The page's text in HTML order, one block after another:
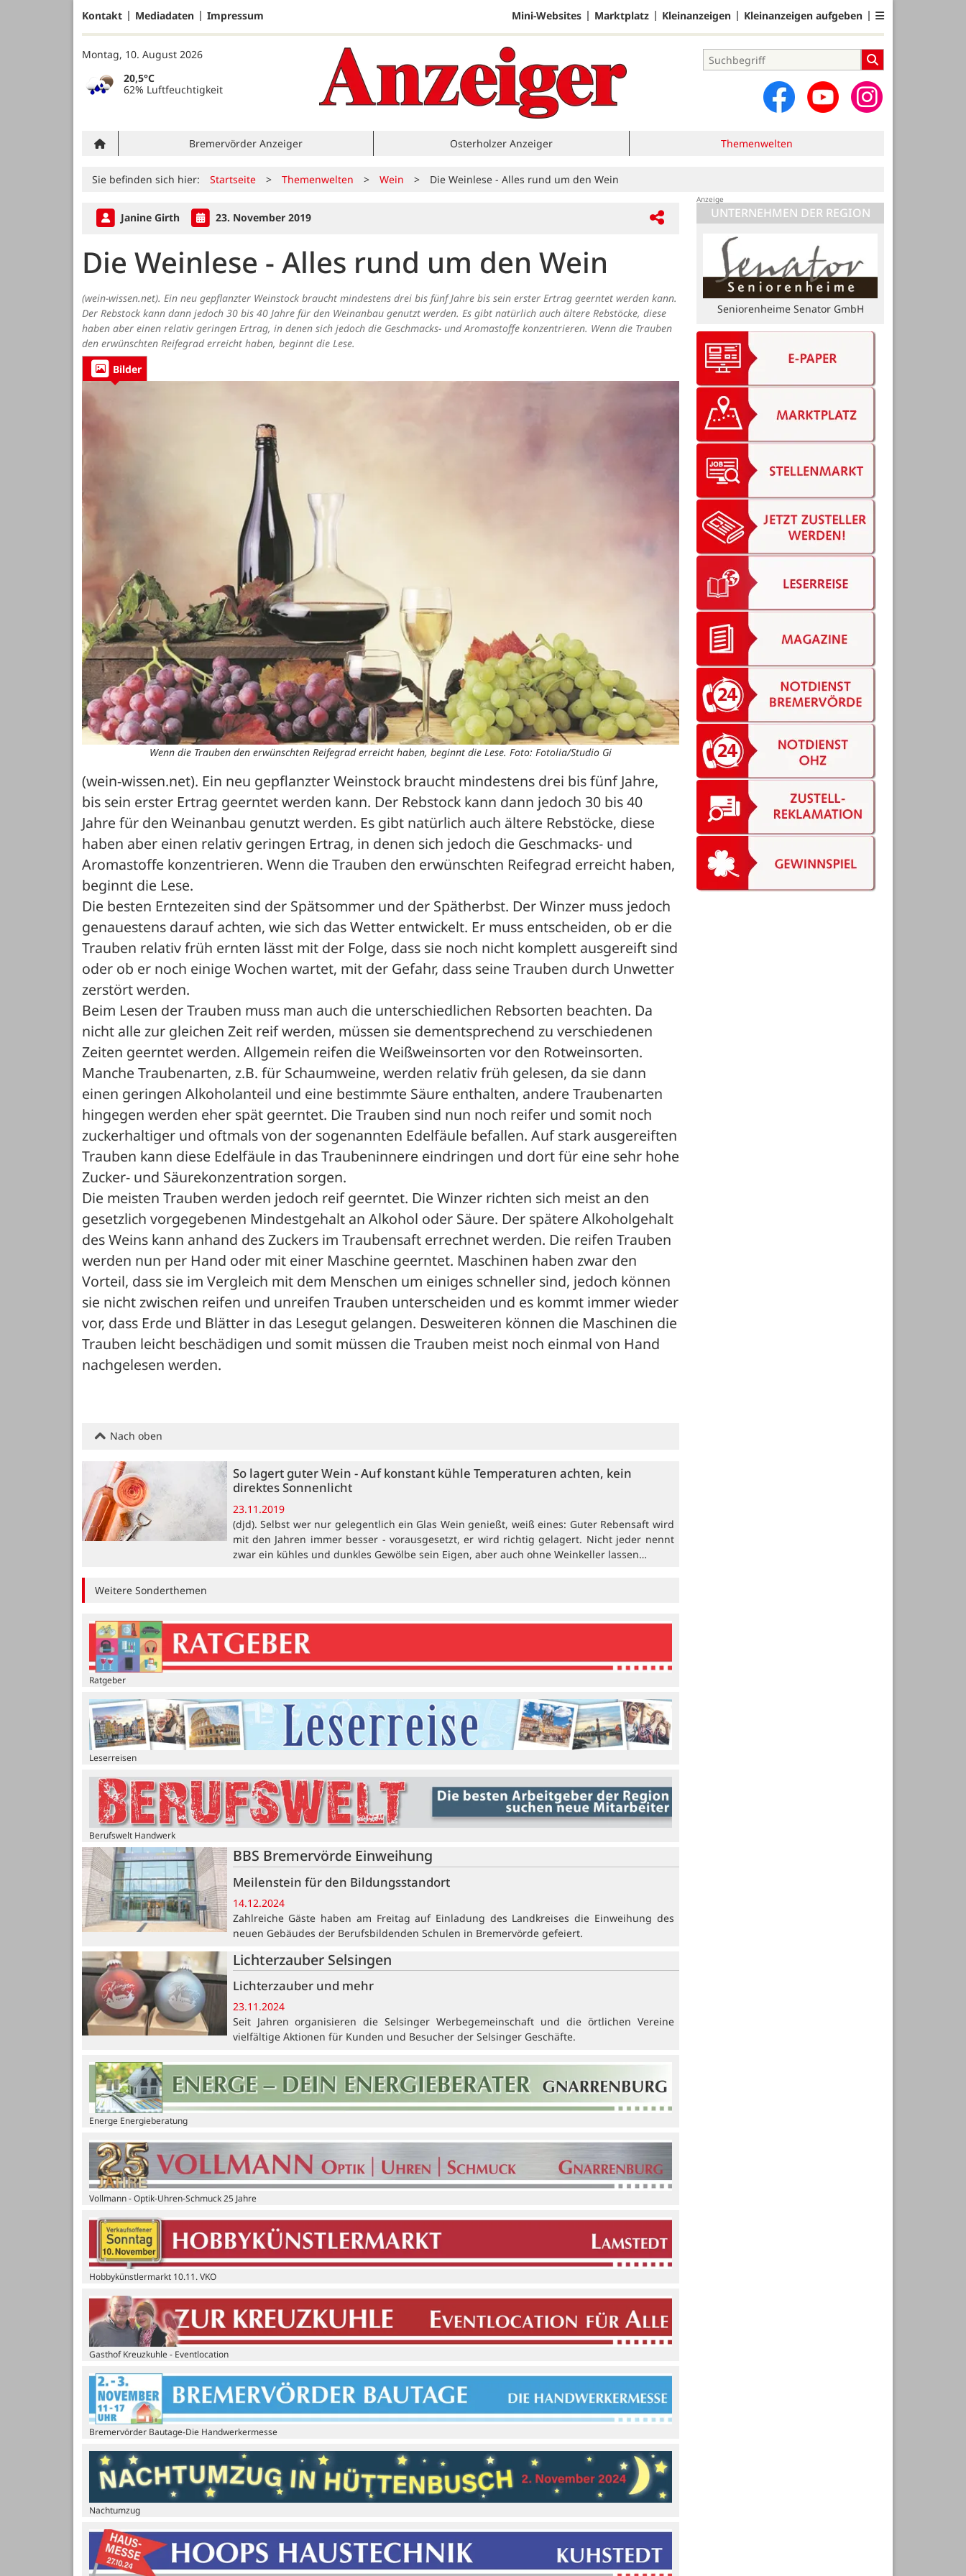
Kontakt Mediadaten Impressum Mini-Websites Marktplatz Kleinanzeigen Kleinanzeigen aufgeben
Montag, 10. August 2026
20,5°C
62% Luftfeuchtigkeit
Bremervörder Anzeiger Osterholzer Anzeiger Themenwelten
Sie befinden sich hier: Startseite > Themenwelten > Wein > Die Weinlese - Alles rund um den Wein
Janine Girth 23. November 2019
Die Weinlese - Alles rund um den Wein
(wein-wissen.net). Ein neu gepflanzter Weinstock braucht mindestens drei bis fünf Jahre bis sein erster Ertrag geerntet werden kann.
Der Rebstock kann dann jedoch 30 bis 40 Jahre für den Weinanbau genutzt werden. Es gibt natürlich auch ältere Rebstöcke, diese
haben aber einen relativ geringen Ertrag, in denen sich jedoch die Geschmacks- und Aromastoffe konzentrieren. Wenn die Trauben
den erwünschten Reifegrad erreicht haben, beginnt die Lese.
Bilder
Wenn die Trauben den erwünschten Reifegrad erreicht haben, beginnt die Lese. Foto: Fotolia/Studio Gi
(wein-wissen.net). Ein neu gepflanzter Weinstock braucht mindestens drei bis fünf Jahre,
bis sein erster Ertrag geerntet werden kann. Der Rebstock kann dann jedoch 30 bis 40
Jahre für den Weinanbau genutzt werden. Es gibt natürlich auch ältere Rebstöcke, diese
haben aber einen relativ geringen Ertrag, in denen sich jedoch die Geschmacks- und
Aromastoffe konzentrieren. Wenn die Trauben den erwünschten Reifegrad erreicht haben,
beginnt die Lese.
Die besten Erntezeiten sind der Spätsommer und der Spätherbst. Der Winzer muss jedoch
genauestens darauf achten, wie sich das Wetter entwickelt. Er muss entscheiden, ob er die
Trauben relativ früh ernten lässt mit der Folge, dass sie noch nicht komplett ausgereift sind
oder ob er noch einige Wochen wartet, mit der Gefahr, dass seine Trauben durch Unwetter
zerstört werden.
Beim Lesen der Trauben muss man auch die unterschiedlichen Rebsorten beachten. Da
nicht alle zur gleichen Zeit reif werden, müssen sie dementsprechend zu verschiedenen
Zeiten geerntet werden. Allgemein reifen die Weißweinsorten vor den Rotweinsorten.
Manche Traubenarten, z.B. für Schaumweine, werden relativ früh gelesen, da sie dann
einen geringen Alkoholanteil und eine bestimmte Säure enthalten, andere Traubenarten
hingegen werden eher spät geerntet. Die Trauben sind nun noch reifer und somit noch
zuckerhaltiger und oftmals von der sogenannten Edelfäule befallen. Auf stark ausgereiften
Trauben kann diese Edelfäule in das Traubeninnere eindringen und dort für eine sehr hohe
Zucker- und Säurekonzentration sorgen.
Die meisten Trauben werden jedoch reif geerntet. Die Winzer richten sich meist an den
gesetzlich vorgegebenen Mindestgehalt an Alkohol oder Säure. Der spätere Alkoholgehalt
des Weins kann anhand des Zuckers im Traubensaft errechnet werden. Die reifen Trauben
werden nun per Hand oder mit einer Maschine geerntet. Maschinen haben zwar den
Vorteil, dass sie im Vergleich mit dem Menschen um einiges schneller sind, jedoch können
sie nicht zwischen reifen und unreifen Trauben unterscheiden und es kommt immer wieder
vor, dass Erde und Blätter in das Lesegut gelangen. Desweiteren können die Maschinen die
Trauben leicht beschädigen und somit müssen die Trauben meist noch einmal von Hand
nachgelesen werden.
Nach oben
So lagert guter Wein - Auf konstant kühle Temperaturen achten, kein
direktes Sonnenlicht
23.11.2019
(djd). Selbst wer nur gelegentlich ein Glas Wein genießt, weiß eines: Guter Rebensaft wird
mit den Jahren immer besser - vorausgesetzt, er wird richtig gelagert. Nicht jeder nennt
zwar ein kühles und dunkles Gewölbe sein Eigen, aber auch ohne Weinkeller lassen…
Weitere Sonderthemen
Ratgeber
Leserreisen
Berufswelt Handwerk
BBS Bremervörde Einweihung
Meilenstein für den Bildungsstandort
14.12.2024
Zahlreiche Gäste haben am Freitag auf Einladung des Landkreises die Einweihung des
neuen Gebäudes der Berufsbildenden Schulen in Bremervörde gefeiert.
Lichterzauber Selsingen
Lichterzauber und mehr
23.11.2024
Seit Jahren organisieren die Selsinger Werbegemeinschaft und die örtlichen Vereine
vielfältige Aktionen für Kunden und Besucher der Selsinger Geschäfte.
Energe Energieberatung
Vollmann - Optik-Uhren-Schmuck 25 Jahre
Hobbykünstlermarkt 10.11. VKO
Gasthof Kreuzkuhle - Eventlocation
Bremervörder Bautage-Die Handwerkermesse
Nachtumzug
UNTERNEHMEN DER REGION
Möbelhaus Käthe Meyerhoff GmbH